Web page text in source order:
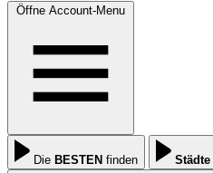
Öffne Account-Menu
Die BESTEN finden Städte